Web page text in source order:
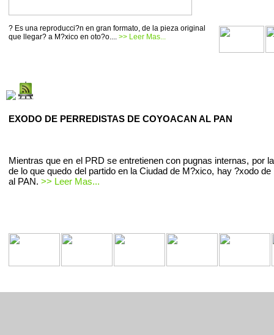
? Es una reproducci?n en gran formato, de la pieza original
que llegar? a M?xico en oto?o.... >> Leer Mas...
EXODO DE PERREDISTAS DE COYOACAN AL PAN
Mientras que en el PRD se entretienen con pugnas internas, por
de lo que quedo del partido en la Ciudad de M?xico, hay ?xodo de
al PAN. >> Leer Mas...